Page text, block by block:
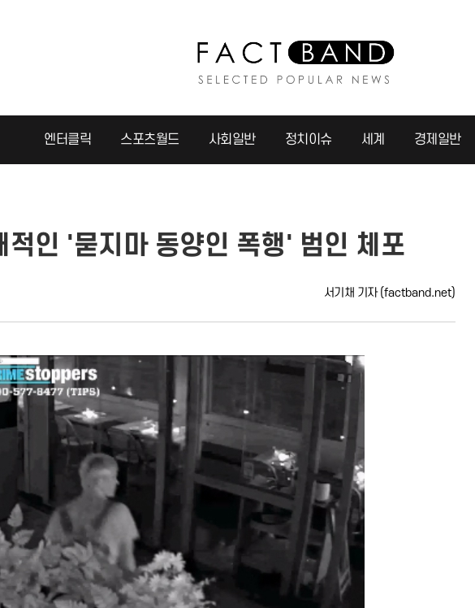
엔터클릭 스포츠월드 사회일반 정치이슈 세계 경제일반
적인 '묻지마 동양인 폭행' 범인 체포
서기채 기자 (factband.net)